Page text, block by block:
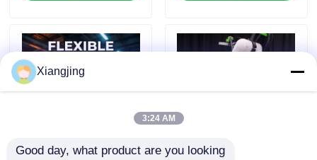
ব্লগ
শিল্প রোবট হাত
Xiangjing
3:24 AM
Good day, what product are you looking